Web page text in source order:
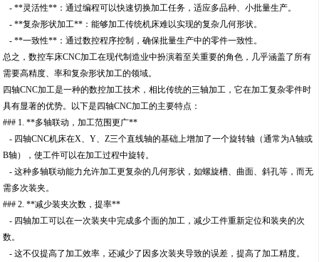
- **灵活性**：通过编程可以快速切换加工任务，适应多品种、小批量生产。
- **复杂形状加工**：能够加工传统机床难以实现的复杂几何形状。
- **一致性**：通过数控程序控制，确保批量生产中的零件一致性。
总之，数控车床CNC加工在现代制造业中扮演着至关重要的角色，几乎涵盖了所有
需要高精度、率和复杂形状加工的领域。
四轴CNC加工是一种的数控加工技术，相比传统的三轴加工，它在加工复杂零件时
具有显著的优势。以下是四轴CNC加工的主要特点：
### 1. **多轴联动，加工范围更广**
- 四轴CNC机床在X、Y、Z三个直线轴的基础上增加了一个旋转轴（通常为A轴或
B轴），使工件可以在加工过程中旋转。
- 这种多轴联动能力允许加工更复杂的几何形状，如螺旋槽、曲面、斜孔等，而无
需多次装夹。
### 2. **减少装夹次数，提率**
- 四轴加工可以在一次装夹中完成多个面的加工，减少工件重新定位和装夹的次
数。
- 这不仅提高了加工效率，还减少了因多次装夹导致的误差，提高了加工精度。